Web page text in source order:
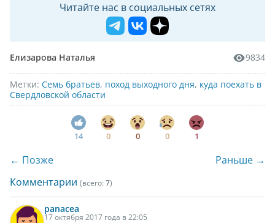
Читайте нас в социальных сетях
Елизарова Наталья 9834
Метки: Семь братьев, поход выходного дня, куда поехать в
Свердловской области
14 0 0 0 1
← Позже
Раньше →
Комментарии (всего: 7)
panacea
17 октября 2017 года в 22:05